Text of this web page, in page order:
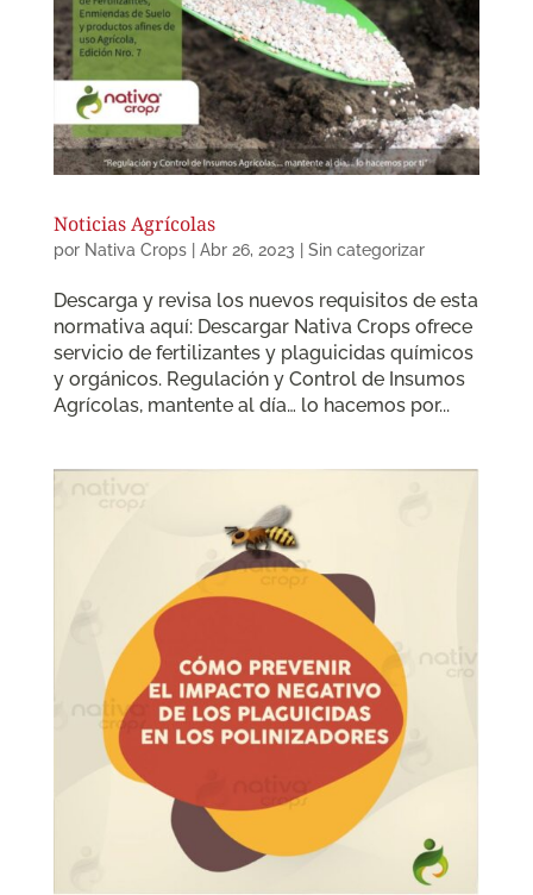
Noticias Agrícolas
por Nativa Crops| Abr 26, 2023 Sin categorizar
Descarga y revisa los nuevos requisitos de esta
normativa aquí: Descargar Nativa Crops ofrece
servicio de fertilizantes y plaguicidas químicos
y orgánicos. Regulación y Control de Insumos
Agrícolas, mantente al día… lo hacemos por...